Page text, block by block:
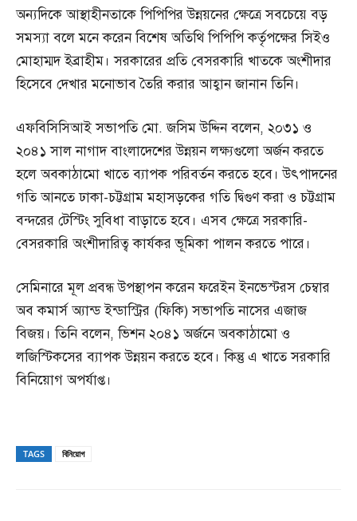
অন্যদিকে আস্থাহীনতাকে পিপিপির উন্নয়নের ক্ষেত্রে সবচেয়ে বড়
সমস্যা বলে মনে করেন বিশেষ অতিথি পিপিপি কর্তৃপক্ষের সিইও
মোহাম্মদ ইব্রাহীম। সরকারের প্রতি বেসরকারি খাতকে অংশীদার
হিসেবে দেখার মনোভাব তৈরি করার আহ্বান জানান তিনি।
এফবিসিসিআই সভাপতি মো. জসিম উদ্দিন বলেন, ২০৩১ ও
২০৪১ সাল নাগাদ বাংলাদেশের উন্নয়ন লক্ষ্যগুলো অর্জন করতে
হলে অবকাঠামো খাতে ব্যাপক পরিবর্তন করতে হবে। উৎপাদনের
গতি আনতে ঢাকা-চট্টগ্রাম মহাসড়কের গতি দ্বিগুণ করা ও চট্টগ্রাম
বন্দরের টেস্টিং সুবিধা বাড়াতে হবে। এসব ক্ষেত্রে সরকারি-
বেসরকারি অংশীদারিত্ব কার্যকর ভূমিকা পালন করতে পারে।
সেমিনারে মূল প্রবন্ধ উপস্থাপন করেন ফরেইন ইনভেস্টরস চেম্বার
অব কমার্স অ্যান্ড ইন্ডাস্ট্রির (ফিকি) সভাপতি নাসের এজাজ
বিজয়। তিনি বলেন, ভিশন ২০৪১ অর্জনে অবকাঠামো ও
লজিস্টিকসের ব্যাপক উন্নয়ন করতে হবে। কিন্তু এ খাতে সরকারি
বিনিয়োগ অপর্যাপ্ত।
TAGS বিনিয়োগ